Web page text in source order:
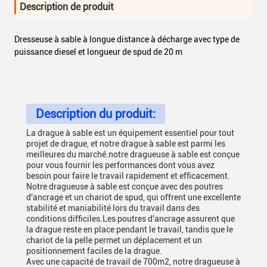
Description de produit
Dresseuse à sable à longue distance à décharge avec type de
puissance diesel et longueur de spud de 20 m
Description du produit:
La drague à sable est un équipement essentiel pour tout
projet de drague, et notre drague à sable est parmi les
meilleures du marché.notre dragueuse à sable est conçue
pour vous fournir les performances dont vous avez
besoin pour faire le travail rapidement et efficacement.
Notre dragueuse à sable est conçue avec des poutres
d'ancrage et un chariot de spud, qui offrent une excellente
stabilité et maniabilité lors du travail dans des
conditions difficiles.Les poutres d'ancrage assurent que
la drague reste en place pendant le travail, tandis que le
chariot de la pelle permet un déplacement et un
positionnement faciles de la drague.
Avec une capacité de travail de 700m2, notre dragueuse à